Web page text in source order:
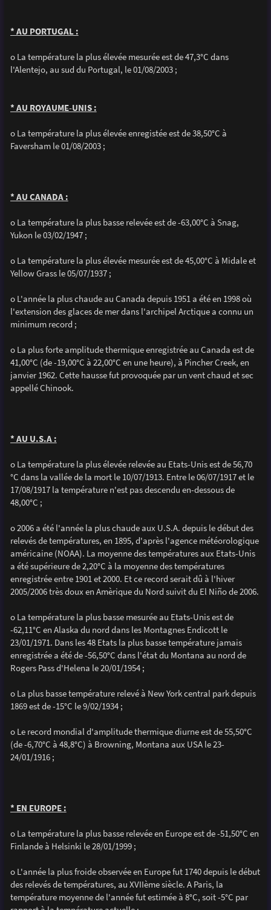
* AU PORTUGAL :
o La température la plus élevée mesurée est de 47,3°C dans
l'Alentejo, au sud du Portugal, le 01/08/2003 ;
* AU ROYAUME-UNIS :
o La température la plus élevée enregistée est de 38,50°C à
Faversham le 01/08/2003 ;
* AU CANADA :
o La température la plus basse relevée est de -63,00°C à Snag,
Yukon le 03/02/1947 ;
o La température la plus élevée mesurée est de 45,00°C à Midale et
Yellow Grass le 05/07/1937 ;
o L'année la plus chaude au Canada depuis 1951 a été en 1998 où
l'extension des glaces de mer dans l'archipel Arctique a connu un
minimum record ;
o La plus forte amplitude thermique enregistrée au Canada est de
41,00°C (de -19,00°C à 22,00°C en une heure), à Pincher Creek, en
janvier 1962. Cette hausse fut provoquée par un vent chaud et sec
appellé Chinook.
* AU U.S.A :
o La température la plus élevée relevée au Etats-Unis est de 56,70
°C dans la vallée de la mort le 10/07/1913. Entre le 06/07/1917 et le
17/08/1917 la température n'est pas descendu en-dessous de
48,00°C ;
o 2006 a été l'année la plus chaude aux U.S.A. depuis le début des
relevés de températures, en 1895, d'après l'agence météorologique
américaine (NOAA). La moyenne des températures aux Etats-Unis
a été supérieure de 2,20°C à la moyenne des températures
enregistrée entre 1901 et 2000. Et ce record serait dû à l'hiver
2005/2006 très doux en Amèrique du Nord suivit du El Niño de 2006.
o La température la plus basse mesurée au Etats-Unis est de
-62,11°C en Alaska du nord dans les Montagnes Endicott le
23/01/1971. Dans les 48 Etats la plus basse température jamais
enregistrée a été de -56,50°C dans l'état du Montana au nord de
Rogers Pass d'Helena le 20/01/1954 ;
o La plus basse température relevé à New York central park depuis
1869 est de -15°C le 9/02/1934 ;
o Le record mondial d'amplitude thermique diurne est de 55,50°C
(de -6,70°C à 48,8°C) à Browning, Montana aux USA le 23-
24/01/1916 ;
* EN EUROPE :
o La température la plus basse relevée en Europe est de -51,50°C en
Finlande à Helsinki le 28/01/1999 ;
o L'année la plus froide observée en Europe fut 1740 depuis le début
des relevés de températures, au XVIIème siècle. A Paris, la
température moyenne de l'année fut estimée à 8°C, soit -5°C par